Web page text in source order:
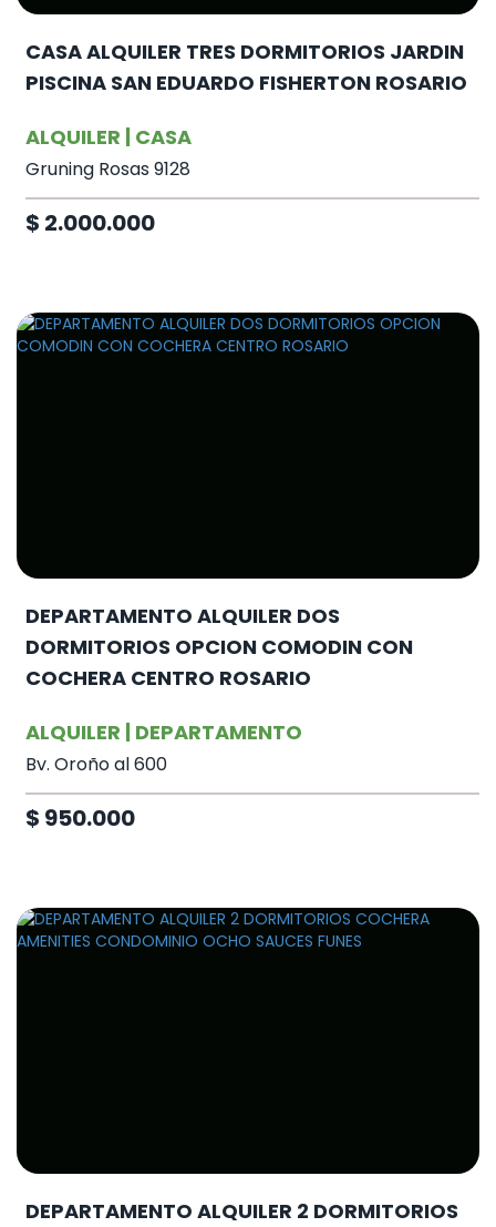
CASA ALQUILER TRES DORMITORIOS JARDIN
PISCINA SAN EDUARDO FISHERTON ROSARIO
ALQUILER | CASA
Gruning Rosas 9128
$ 2.000.000
DEPARTAMENTO ALQUILER DOS
DORMITORIOS OPCION COMODIN CON
COCHERA CENTRO ROSARIO
ALQUILER | DEPARTAMENTO
Bv. Oroño al 600
$ 950.000
DEPARTAMENTO ALQUILER 2 DORMITORIOS